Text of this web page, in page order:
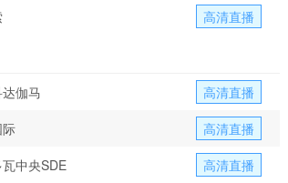
高清直播
伽马
高清直播
高清直播
中央SDE
高清直播